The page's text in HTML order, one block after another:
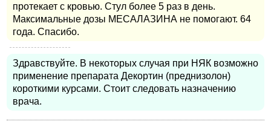
протекает с кровью. Стул более 5 раз в день.
Максимальные дозы МЕСАЛАЗИНА не помогают. 64
года. Спасибо.
Здравствуйте. В некоторых случая при НЯК возможно
применение препарата Декортин (преднизолон)
короткими курсами. Стоит следовать назначению
врача.